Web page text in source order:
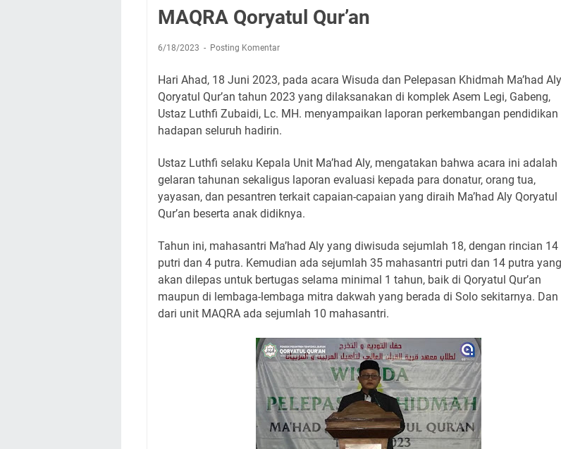
MAQRA Qoryatul Qur’an
6/18/2023 Posting Komentar
Hari Ahad, 18 Juni 2023, pada acara Wisuda dan Pelepasan Khidmah Ma’had Aly
Qoryatul Qur’an tahun 2023 yang dilaksanakan di komplek Asem Legi, Gabeng,
Ustaz Luthfi Zubaidi, Lc. MH. menyampaikan laporan perkembangan pendidikan
hadapan seluruh hadirin.
Ustaz Luthfi selaku Kepala Unit Ma’had Aly, mengatakan bahwa acara ini adalah
gelaran tahunan sekaligus laporan evaluasi kepada para donatur, orang tua,
yayasan, dan pesantren terkait capaian-capaian yang diraih Ma’had Aly Qoryatul
Qur’an beserta anak didiknya.
Tahun ini, mahasantri Ma’had Aly yang diwisuda sejumlah 18, dengan rincian 14
putri dan 4 putra. Kemudian ada sejumlah 35 mahasantri putri dan 14 putra yang
akan dilepas untuk bertugas selama minimal 1 tahun, baik di Qoryatul Qur’an
maupun di lembaga-lembaga mitra dakwah yang berada di Solo sekitarnya. Dan
dari unit MAQRA ada sejumlah 10 mahasantri.